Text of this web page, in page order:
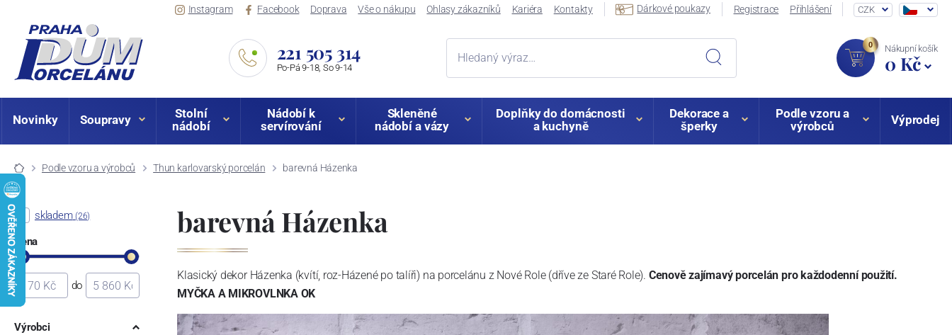
Instagram Facebook Doprava Vše o nákupu Ohlasy zákazníků Kariéra Kontakty Dárkové poukazy Registrace Přihlášení CZK
221 505 314
Po-Pá 9-18, So 9-14
0 Nákupní košík
0 Kč
Novinky Soupravy
Stolní
nádobí
Nádobí k
servírování
Skleněné
nádobí a vázy
Doplňky do domácnosti
a kuchyně
Dekorace a
šperky
Podle vzoru a
výrobců
Výprodej
Podle vzoru a výrobců Thun karlovarský porcelán barevná Házenka
barevná Házenka
Klasický dekor Házenka (kvítí, roz-Házené po talíři) na porcelánu z Nové Role (dříve ze Staré Role). Cenově zajímavý porcelán pro každodenní použití.
MYČKA A MIKROVLNKA OK
skladem (26)
Cena
do
Výrobci